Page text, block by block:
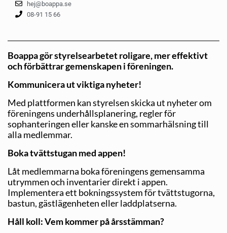
hej@boappa.se
08-91 15 66
Boappa gör styrelsearbetet roligare, mer effektivt
och förbättrar gemenskapen i föreningen.
Kommunicera ut viktiga nyheter!
Med plattformen kan styrelsen skicka ut nyheter om
föreningens underhållsplanering, regler för
sophanteringen eller kanske en sommarhälsning till
alla medlemmar.
Boka tvättstugan med appen!
Låt medlemmarna boka föreningens gemensamma
utrymmen och inventarier direkt i appen.
Implementera ett bokningssystem för tvättstugorna,
bastun, gästlägenheten eller ladd­platserna.
Håll koll: Vem kommer på årsstämman?